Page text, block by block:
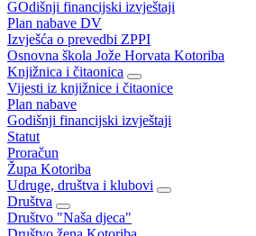
GOdišnji financijski izvještaji
Plan nabave DV
Izvješća o prevedbi ZPPI
Osnovna škola Jože Horvata Kotoriba
Knjižnica i čitaonica
Vijesti iz knjižnice i čitaonice
Plan nabave
Godišnji financijski izvještaji
Statut
Proračun
Župa Kotoriba
Udruge, društva i klubovi
Društva
Društvo "Naša djeca"